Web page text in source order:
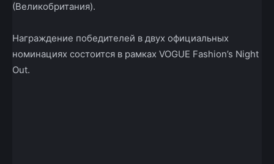
(Великобритания).
Награждение победителей в двух официальных
номинациях состоится в рамках VOGUE Fashion’s Night
Out.